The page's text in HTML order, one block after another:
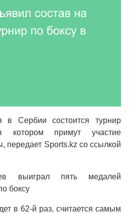
Сербии состоится турнир
котором примут участие
передает Sports.kz со ссылкой
выиграл пять медалей
боксу
в 62-й раз, считается самым